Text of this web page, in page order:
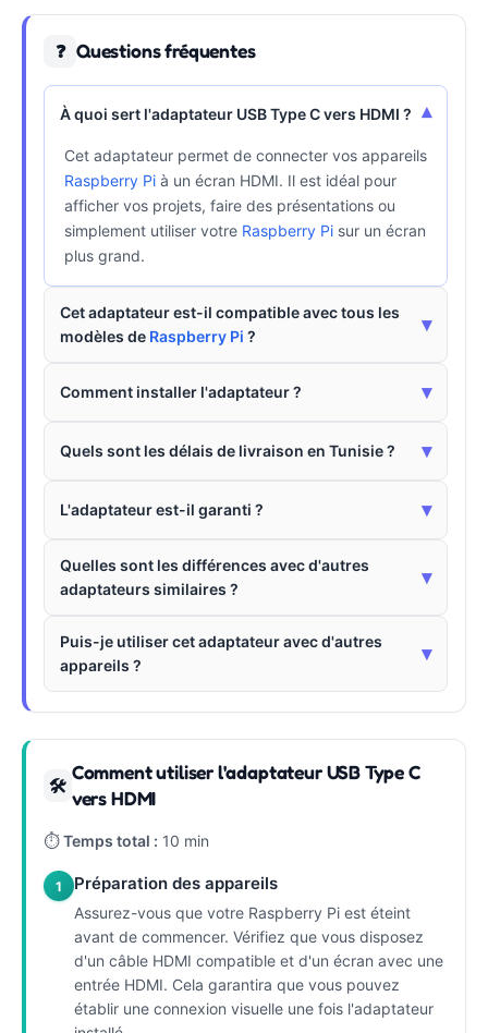
❓ Questions fréquentes
À quoi sert l'adaptateur USB Type C vers HDMI ? ▾
Cet adaptateur permet de connecter vos appareils
Raspberry Pi à un écran HDMI. Il est idéal pour
afficher vos projets, faire des présentations ou
simplement utiliser votre Raspberry Pi sur un écran
plus grand.
Cet adaptateur est-il compatible avec tous les
modèles de Raspberry Pi ?
▾
Comment installer l'adaptateur ? ▾
Quels sont les délais de livraison en Tunisie ? ▾
L'adaptateur est-il garanti ? ▾
Quelles sont les différences avec d'autres
adaptateurs similaires ?
▾
Puis-je utiliser cet adaptateur avec d'autres
appareils ?
▾
🛠
Comment utiliser l'adaptateur USB Type C
vers HDMI
⏱Temps total : 10 min
1 Préparation des appareils
Assurez-vous que votre Raspberry Pi est éteint
avant de commencer. Vérifiez que vous disposez
d'un câble HDMI compatible et d'un écran avec une
entrée HDMI. Cela garantira que vous pouvez
établir une connexion visuelle une fois l'adaptateur